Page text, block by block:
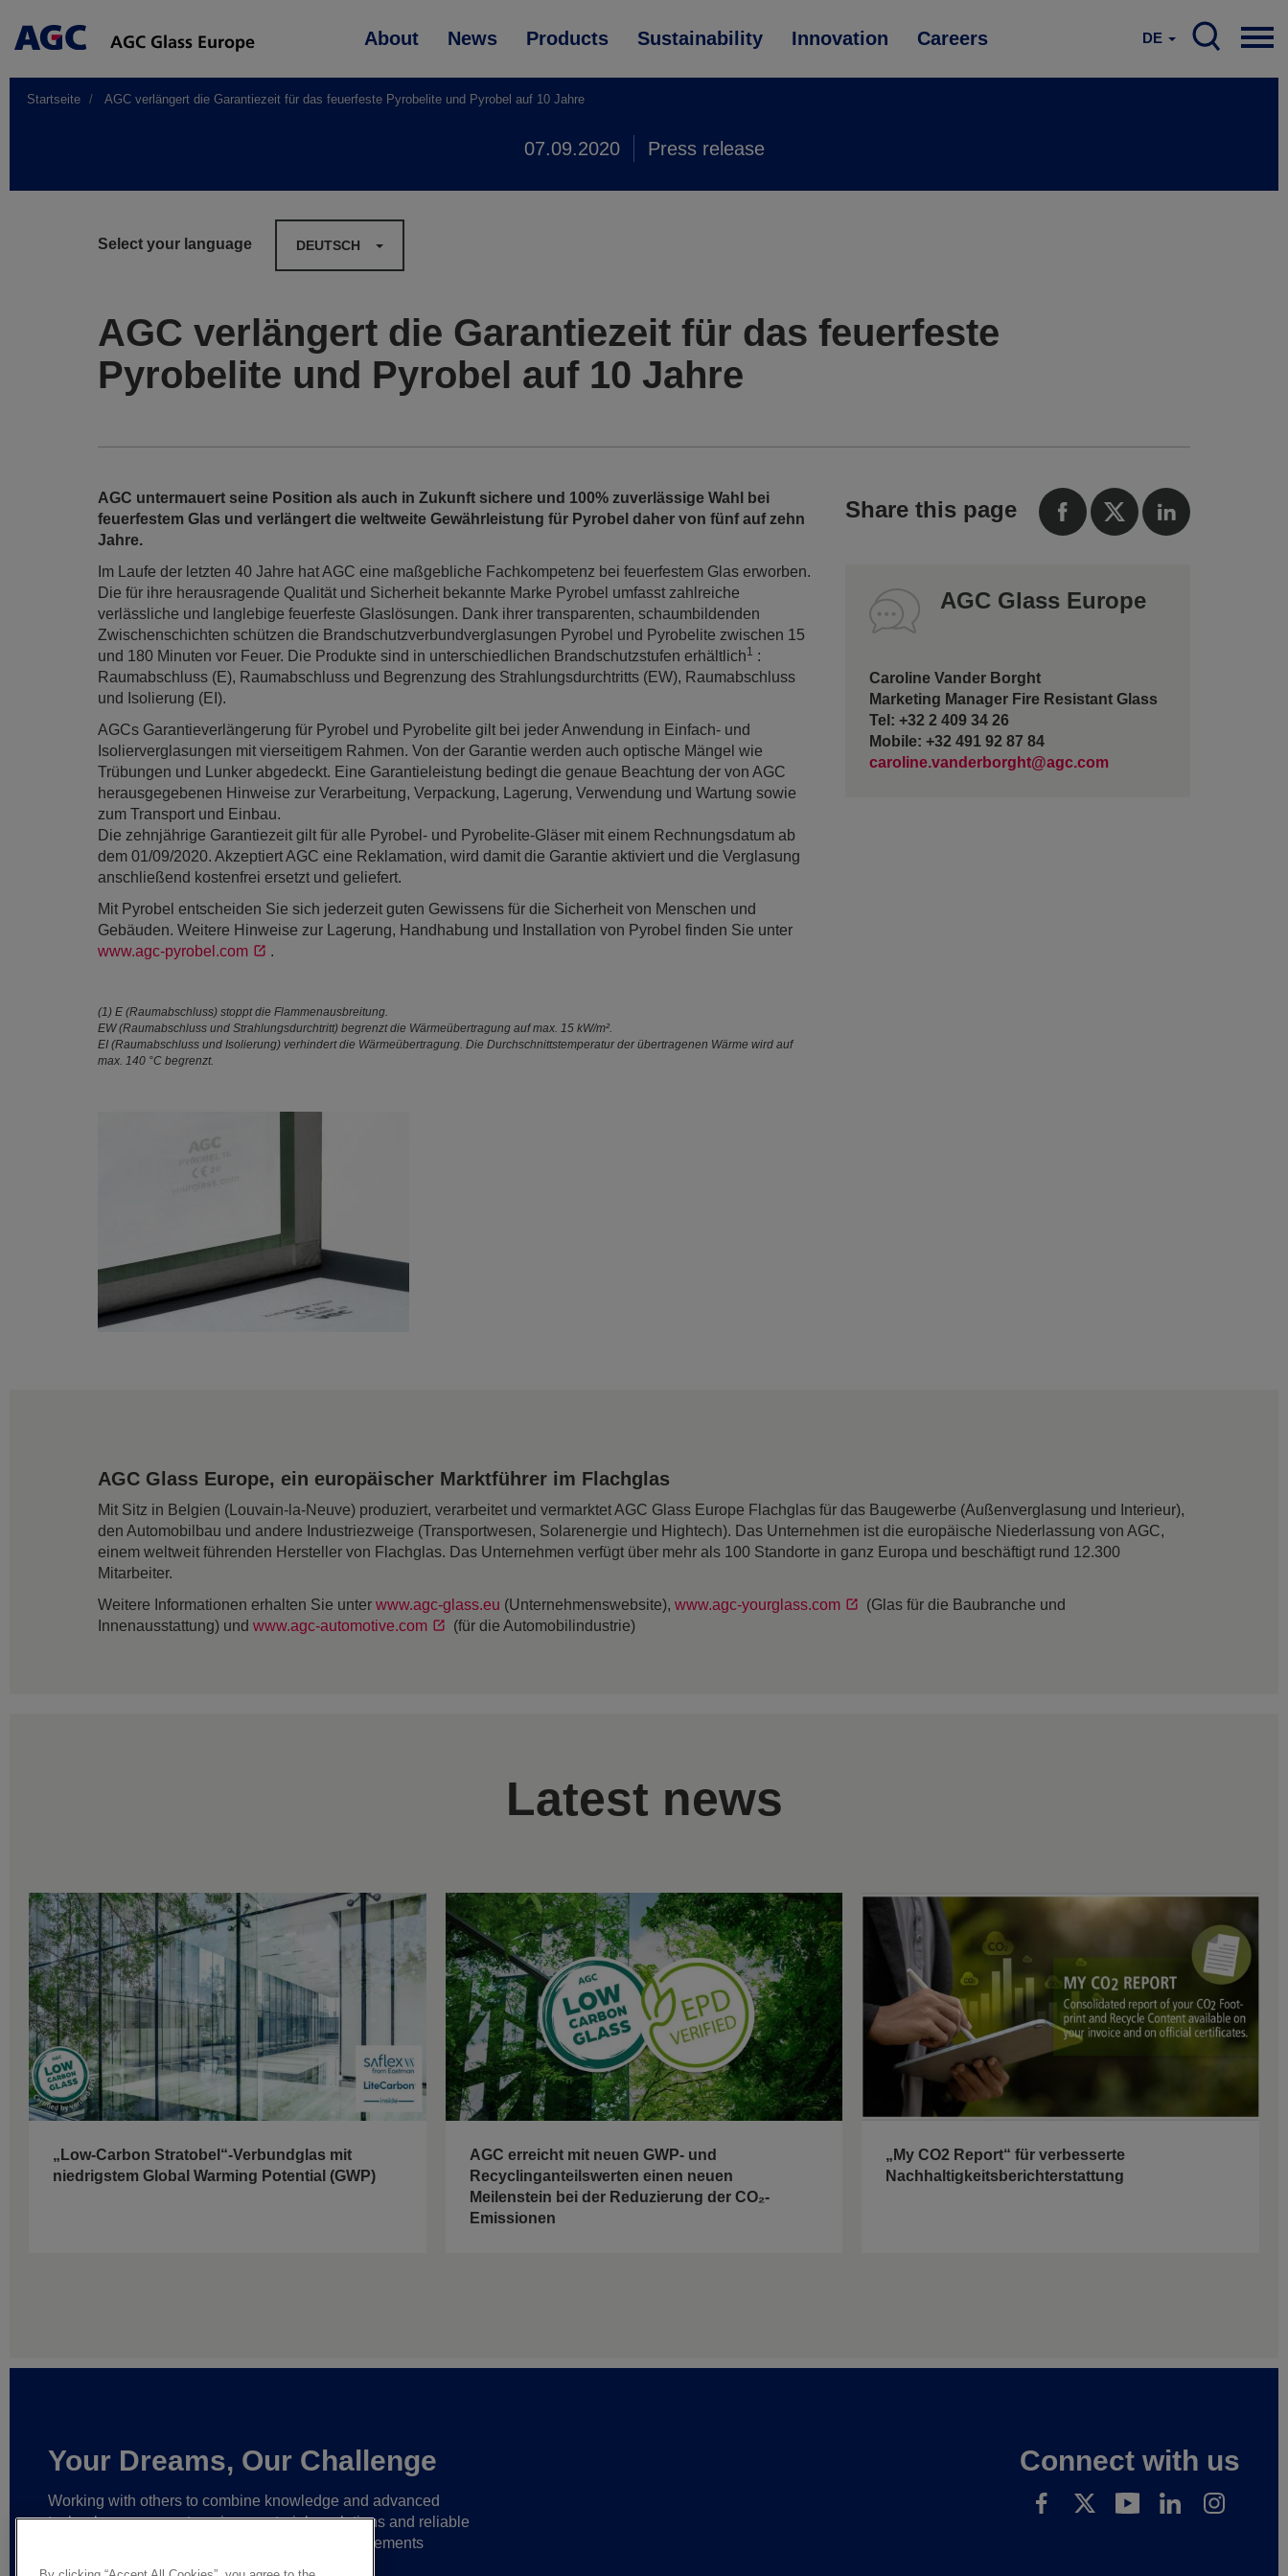
Main
About News Products Sustainability Innovation Careers DE
Startseite AGC verlängert die Garantiezeit für das feuerfeste Pyrobelite und Pyrobel auf 10 Jahre
07.09.2020 Press release
Select your language DEUTSCH
AGC verlängert die Garantiezeit für das feuerfeste
Pyrobelite und Pyrobel auf 10 Jahre
AGC untermauert seine Position als auch in Zukunft sichere und 100% zuverlässige Wahl bei
feuerfestem Glas und verlängert die weltweite Gewährleistung für Pyrobel daher von fünf auf zehn
Jahre.
Im Laufe der letzten 40 Jahre hat AGC eine maßgebliche Fachkompetenz bei feuerfestem Glas erworben.
Die für ihre herausragende Qualität und Sicherheit bekannte Marke Pyrobel umfasst zahlreiche
verlässliche und langlebige feuerfeste Glaslösungen. Dank ihrer transparenten, schaumbildenden
Zwischenschichten schützen die Brandschutzverbundverglasungen Pyrobel und Pyrobelite zwischen 15
und 180 Minuten vor Feuer. Die Produkte sind in unterschiedlichen Brandschutzstufen erhältlich1 :
Raumabschluss (E), Raumabschluss und Begrenzung des Strahlungsdurchtritts (EW), Raumabschluss
und Isolierung (EI).
AGCs Garantieverlängerung für Pyrobel und Pyrobelite gilt bei jeder Anwendung in Einfach- und
Isolierverglasungen mit vierseitigem Rahmen. Von der Garantie werden auch optische Mängel wie
Trübungen und Lunker abgedeckt. Eine Garantieleistung bedingt die genaue Beachtung der von AGC
herausgegebenen Hinweise zur Verarbeitung, Verpackung, Lagerung, Verwendung und Wartung sowie
zum Transport und Einbau.
Die zehnjährige Garantiezeit gilt für alle Pyrobel- und Pyrobelite-Gläser mit einem Rechnungsdatum ab
dem 01/09/2020. Akzeptiert AGC eine Reklamation, wird damit die Garantie aktiviert und die Verglasung
anschließend kostenfrei ersetzt und geliefert.
Mit Pyrobel entscheiden Sie sich jederzeit guten Gewissens für die Sicherheit von Menschen und
Gebäuden. Weitere Hinweise zur Lagerung, Handhabung und Installation von Pyrobel finden Sie unter
www.agc-pyrobel.com
.
(1) E (Raumabschluss) stoppt die Flammenausbreitung.
EW (Raumabschluss und Strahlungsdurchtritt) begrenzt die Wärmeübertragung auf max. 15 kW/m².
EI (Raumabschluss und Isolierung) verhindert die Wärmeübertragung. Die Durchschnittstemperatur der übertragenen Wärme wird auf
max. 140 °C begrenzt.
Share this page
AGC Glass Europe
Caroline Vander Borght
Marketing Manager Fire Resistant Glass
Tel: +32 2 409 34 26
Mobile: +32 491 92 87 84
caroline.vanderborght@agc.com
AGC Glass Europe, ein europäischer Marktführer im Flachglas
Mit Sitz in Belgien (Louvain-la-Neuve) produziert, verarbeitet und vermarktet AGC Glass Europe Flachglas für das Baugewerbe (Außenverglasung und Interieur),
den Automobilbau und andere Industriezweige (Transportwesen, Solarenergie und Hightech). Das Unternehmen ist die europäische Niederlassung von AGC,
einem weltweit führenden Hersteller von Flachglas. Das Unternehmen verfügt über mehr als 100 Standorte in ganz Europa und beschäftigt rund 12.300
Mitarbeiter.
Weitere Informationen erhalten Sie unter www.agc-glass.eu (Unternehmenswebsite), www.agc-yourglass.com
(Glas für die Baubranche und
Innenausstattung) und www.agc-automotive.com (für die Automobilindustrie)
Latest news
„Low-Carbon Stratobel“-Verbundglas mit
niedrigstem Global Warming Potential (GWP)
AGC erreicht mit neuen GWP- und
Recyclinganteilswerten einen neuen
Meilenstein bei der Reduzierung der CO₂-
Emissionen
„My CO2 Report“ für verbesserte
Nachhaltigkeitsberichterstattung
Your Dreams, Our Challenge
Working with others to combine knowledge and advanced
technology,we create unique materials, solutions and reliable
that help make ever greater achievements
Connect with us